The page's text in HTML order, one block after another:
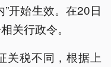
开始生效。在20日
关行政令。
关税不同，根据上